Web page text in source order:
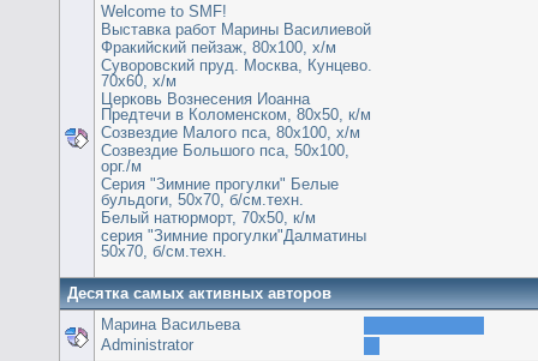
Welcome to SMF!
Выставка работ Марины Василиевой
Фракийский пейзаж, 80х100, х/м
Суворовский пруд. Москва, Кунцево.
70х60, х/м
Церковь Вознесения Иоанна
Предтечи в Коломенском, 80х50, к/м
Созвездие Малого пса, 80х100, х/м
Созвездие Большого пса, 50х100,
орг./м
Серия "Зимние прогулки" Белые
бульдоги, 50х70, б/см.техн.
Белый натюрморт, 70х50, к/м
серия "Зимние прогулки"Далматины
50х70, б/см.техн.
Десятка самых активных авторов
Марина Васильева
Administrator